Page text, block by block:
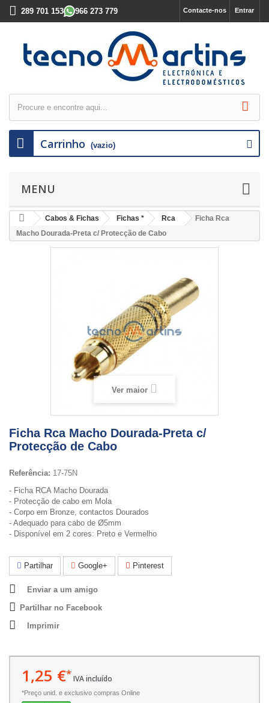
Entrar
Contacte-nos
289 701 153 966 273 779
Carrinho (vazio)
MENU
Cabos & Fichas Fichas * Rca
Ficha Rca
Macho Dourada-Preta c/ Protecção de Cabo
Ver maior
Ficha Rca Macho Dourada-Preta c/
Protecção de Cabo
Referência: 17-75N
- Ficha RCA Macho Dourada
- Protecção de cabo em Mola
- Corpo em Bronze, contactos Dourados
- Adequado para cabo de Ø5mm
- Disponível em 2 cores: Preto e Vermelho
Partilhar Google+ Pinterest
Enviar a um amigo
Partilhar no Facebook
Imprimir
1,25 €*IVA incluído
*Preço unid. e exclusivo compras Online